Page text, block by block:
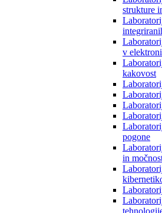
strukture
v
kakovost
pogone
in